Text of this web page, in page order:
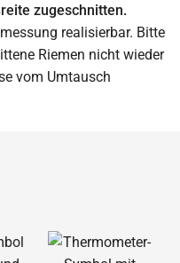
zugeschnitten.
realisierbar. Bitte
Riemen nicht wieder
vom Umtausch